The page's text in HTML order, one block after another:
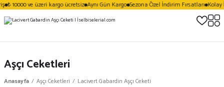
₺ 10000 ve üzeri kargo ücretsiz Aynı Gün Kargo Sezona Özel İndirim Fırsatları Kolay
Aşçı Ceketleri
Anasayfa Aşçı Ceketleri Lacivert Gabardin Aşçı Ceketi